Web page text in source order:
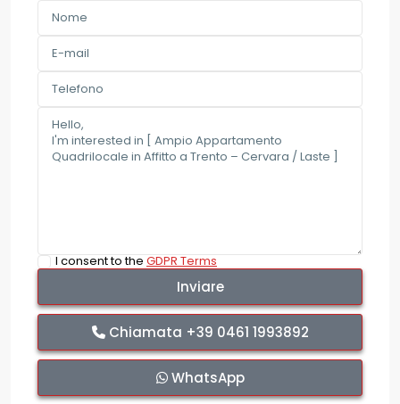
I consent to theGDPR Terms
Chiamata +39 0461 1993892
WhatsApp